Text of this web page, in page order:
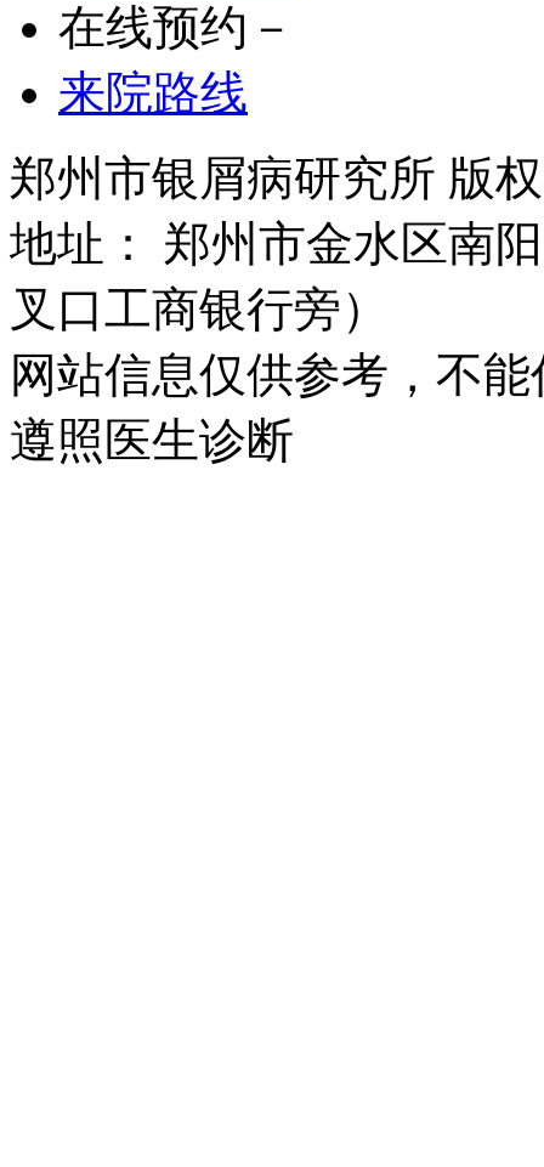
在线预约－
来院路线
郑州市银屑病研究所 版
地址： 郑州市金水区南
叉口工商银行旁）
网站信息仅供参考，不
遵照医生诊断